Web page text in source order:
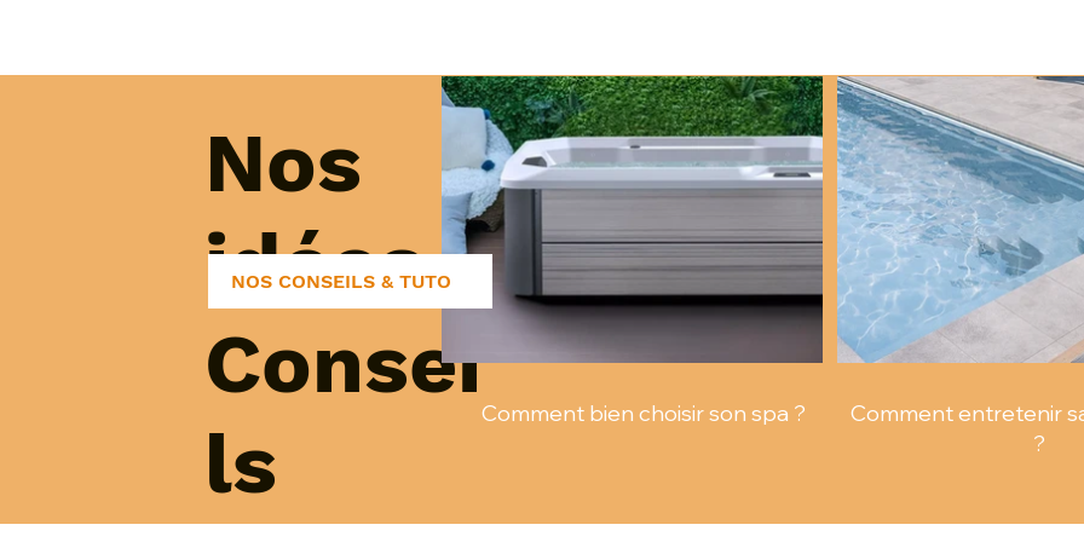
filtre trop petit s’encrasse vite ; un filtre trop grand entraîne une filtration insuffisante. Le
Nos
idées &
Consei
ls
Comment bien choisir son spa ?
Comment entretenir
?
NOS CONSEILS & TUTO